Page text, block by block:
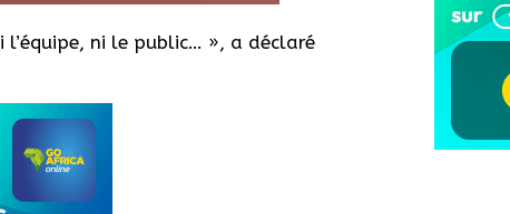
l’équipe, ni le public… », a déclaré